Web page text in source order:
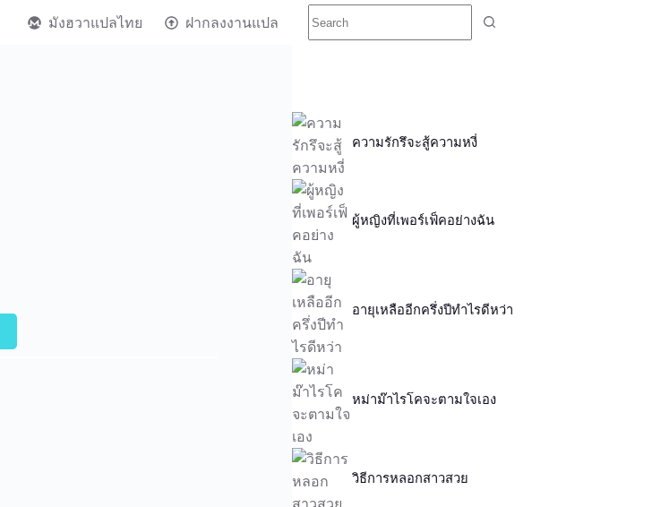
มังฮวาแปลไทย ฝากลงงานแปล
ความรักรึจะสู้ความหงี่
ผู้หญิงที่เพอร์เฟ็คอย่างฉัน
อายุเหลืออีกครึ่งปีทำไรดีหว่า
หม่าม๊าไรโคจะตามใจเอง
วิธีการหลอกสาวสวย